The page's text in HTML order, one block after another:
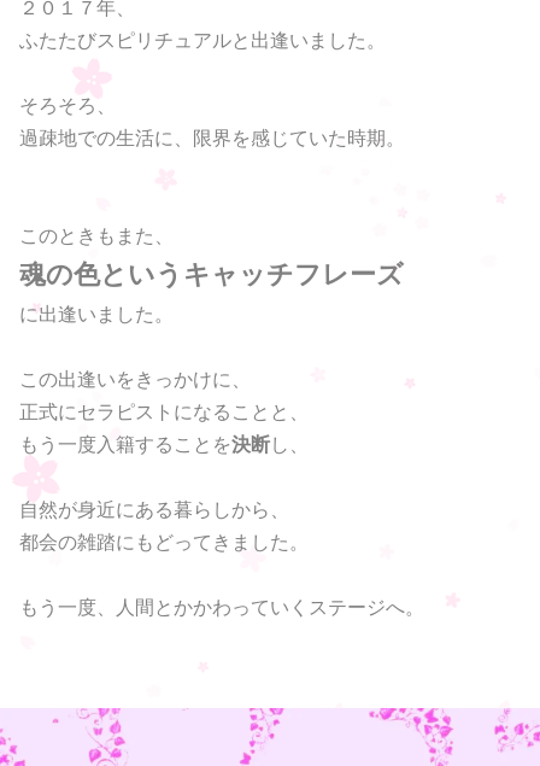
２０１７年、
ふたたびスピリチュアルと出逢いました。
そろそろ、
過疎地での生活に、限界を感じていた時期。
このときもまた、
魂の色というキャッチフレーズ
に出逢いました。
この出逢いをきっかけに、
正式にセラピストになることと、
もう一度入籍することを決断し、
自然が身近にある暮らしから、
都会の雑踏にもどってきました。
もう一度、人間とかかわっていくステージへ。